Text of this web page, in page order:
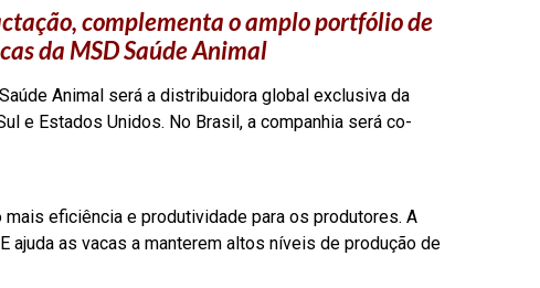
complementa o amplo portfólio de
da MSD Saúde Animal
Animal será a distribuidora global exclusiva da
e Estados Unidos. No Brasil, a companhia será co-
eficiência e produtividade para os produtores. A
ajuda as vacas a manterem altos níveis de produção de